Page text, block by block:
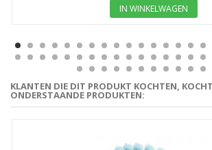
IN WINKELWAGEN
KLANTEN DIE DIT PRODUKT KOCHTEN,
ONDERSTAANDE PRODUKTEN: